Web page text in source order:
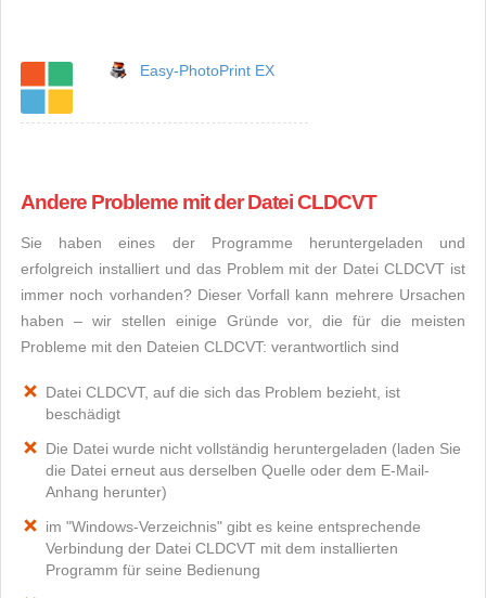
Easy-PhotoPrint EX
Andere Probleme mit der Datei CLDCVT
Sie haben eines der Programme heruntergeladen und
erfolgreich installiert und das Problem mit der Datei CLDCVT ist
immer noch vorhanden? Dieser Vorfall kann mehrere Ursachen
haben – wir stellen einige Gründe vor, die für die meisten
Probleme mit den Dateien CLDCVT: verantwortlich sind
Datei CLDCVT, auf die sich das Problem bezieht, ist
beschädigt
Die Datei wurde nicht vollständig heruntergeladen (laden Sie
die Datei erneut aus derselben Quelle oder dem E-Mail-
Anhang herunter)
im "Windows-Verzeichnis" gibt es keine entsprechende
Verbindung der Datei CLDCVT mit dem installierten
Programm für seine Bedienung